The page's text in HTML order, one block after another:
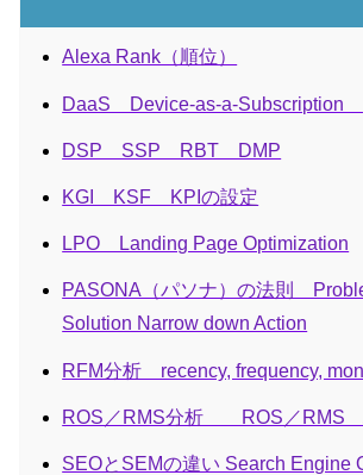
Alexa Rank（順位）
DaaS Device-as-a-Subscription
DSP SSP RBT DMP
KGI KSF KPIの設定
LPO Landing Page Optimization
PASONA（パソナ）の法則
Solution Narrow down Action
RFM分析 recency, frequency,
ROS／RMS分析 ROS／RMS
SEOとSEMの違い Search Engine